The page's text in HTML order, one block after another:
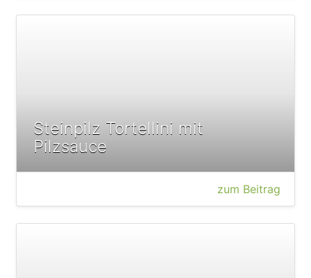
Steinpilz Tortellini mit
Pilzsauce
zum Beitrag